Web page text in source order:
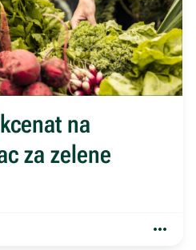
na
za zelene